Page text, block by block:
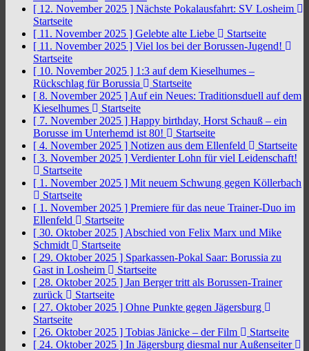
[ 12. November 2025 ] Nächste Pokalausfahrt: SV Losheim
Startseite
[ 11. November 2025 ] Gelebte alte Liebe
Startseite
[ 11. November 2025 ] Viel los bei der Borussen-Jugend!
Startseite
[ 10. November 2025 ] 1:3 auf dem Kieselhumes –
Rückschlag für Borussia
Startseite
[ 8. November 2025 ] Auf ein Neues: Traditionsduell auf dem
Kieselhumes
Startseite
[ 7. November 2025 ] Happy birthday, Horst Schauß – ein
Borusse im Unterhemd ist 80!
Startseite
[ 4. November 2025 ] Notizen aus dem Ellenfeld
Startseite
[ 3. November 2025 ] Verdienter Lohn für viel Leidenschaft!
Startseite
[ 1. November 2025 ] Mit neuem Schwung gegen Köllerbach
Startseite
[ 1. November 2025 ] Premiere für das neue Trainer-Duo im
Ellenfeld
Startseite
[ 30. Oktober 2025 ] Abschied von Felix Marx und Mike
Schmidt
Startseite
[ 29. Oktober 2025 ] Sparkassen-Pokal Saar: Borussia zu
Gast in Losheim
Startseite
[ 28. Oktober 2025 ] Jan Berger tritt als Borussen-Trainer
zurück
Startseite
[ 27. Oktober 2025 ] Ohne Punkte gegen Jägersburg
Startseite
[ 26. Oktober 2025 ] Tobias Jänicke – der Film
Startseite
[ 24. Oktober 2025 ] In Jägersburg diesmal nur Außenseiter